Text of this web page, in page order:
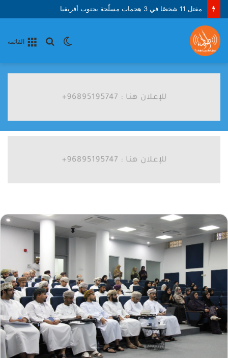
كازاخستان تستورد 10 مرافق لإنتاج معدات النفط والغاز
القائمة
بحث الوضع